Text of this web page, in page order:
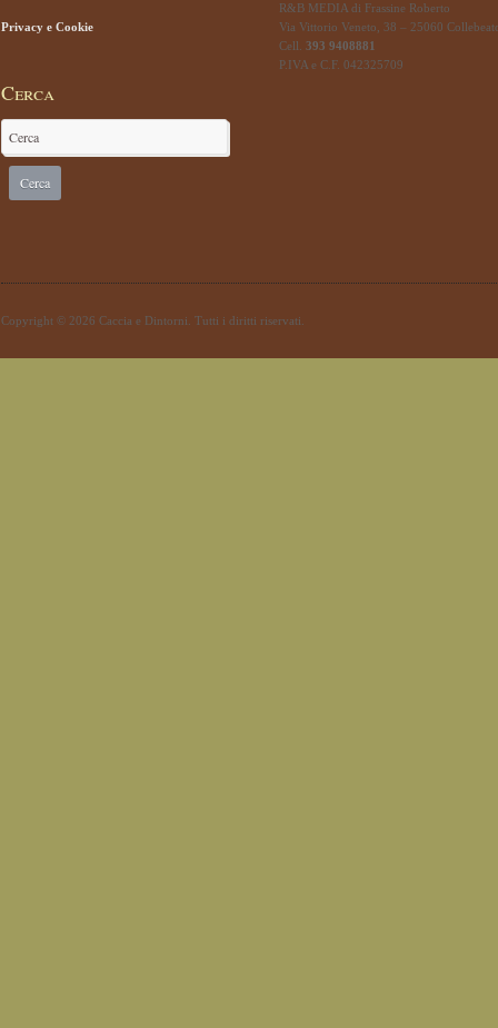
Privacy e Cookie
Cerca
R&B MEDIA di Frassine Roberto
Via Vittorio Veneto, 38 – 25060
Cell. 393 9408881
P.IVA e C.F. 042325709
Copyright © 2026 Caccia e Dintorni. Tutti i diritti riservati.